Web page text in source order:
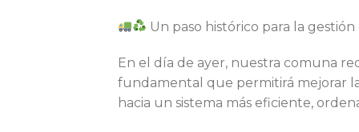
Un paso histórico para la
En el día de ayer, nuestra comuna
fundamental que permitirá mejorar
hacia un sistema más eficiente,